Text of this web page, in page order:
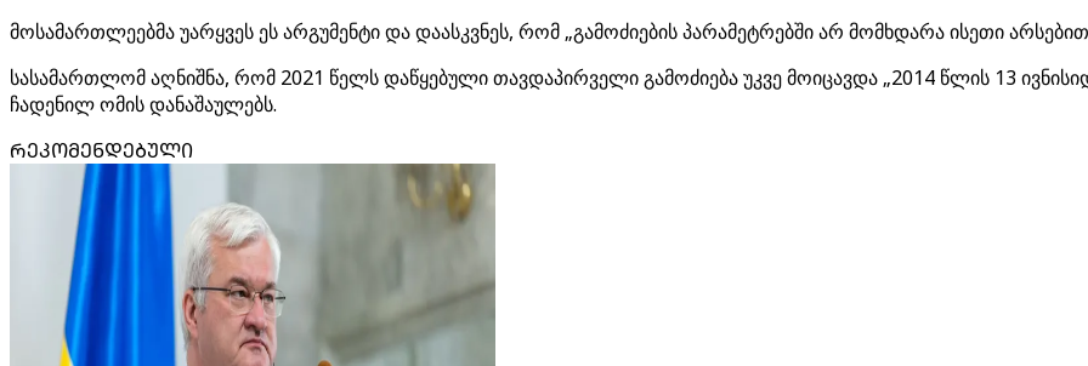
მოსამართლეებმა უარყვეს ეს არგუმენტი და დაასკვნეს, რომ „გამოძიების პარამეტრებში არ მომხდარა ისეთი
სასამართლომ აღნიშნა, რომ 2021 წელს დაწყებული თავდაპირველი გამოძიება უკვე მოიცავდა „2014 წლის 13
ჩადენილ ომის დანაშაულებს.
ᲠᲔᲙᲝᲛᲔᲜᲓᲔᲑᲣᲚᲘ